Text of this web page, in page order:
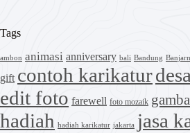
Tags
ambon animasi anniversary bali Bandung
gift contoh karikatur
edit foto farewell foto mozaik
hadiah hadiah karikatur jakarta jasa